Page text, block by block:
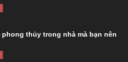
phong thủy trong nhà mà bạn nên